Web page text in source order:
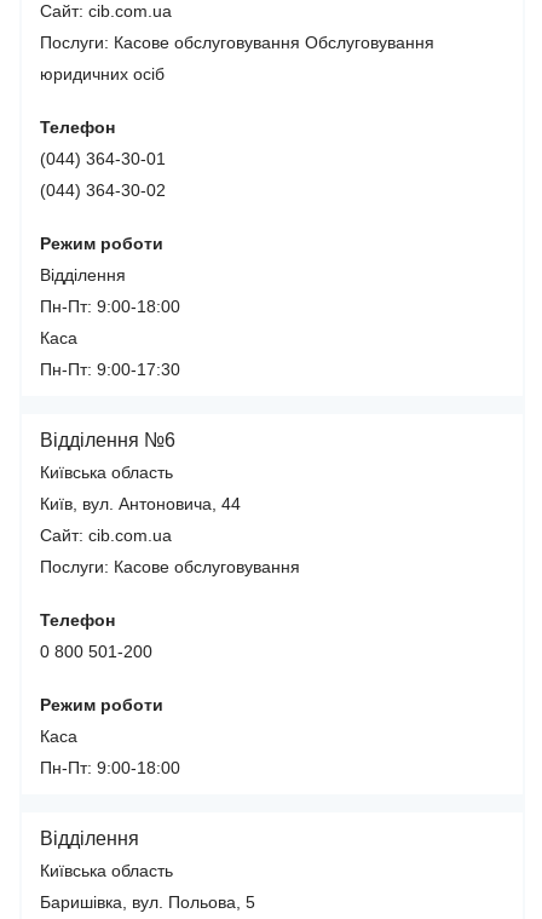
Сайт: cib.com.ua
Послуги: Касове обслуговування Обслуговування
юридичних осіб
Телефон
(044) 364-30-01
(044) 364-30-02
Режим роботи
Відділення
Пн-Пт: 9:00-18:00
Каса
Пн-Пт: 9:00-17:30
Відділення №6
Київська область
Київ, вул. Антоновича, 44
Сайт: cib.com.ua
Послуги: Касове обслуговування
Телефон
0 800 501-200
Режим роботи
Каса
Пн-Пт: 9:00-18:00
Відділення
Київська область
Баришівка, вул. Польова, 5